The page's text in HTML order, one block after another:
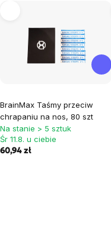
BrainMax Taśmy przeciw
chrapaniu na nos, 80 szt
Na stanie > 5 sztuk
Śr 11.8. u ciebie
60,94 zł